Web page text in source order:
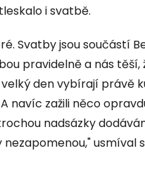
i svatbě.
Svatby jsou součástí
pravidelně a nás těší,
den vybírají právě
navíc zažili něco
nadsázky
usmíval